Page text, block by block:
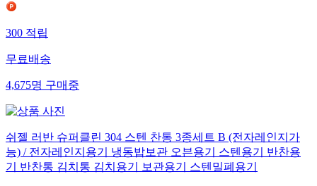
300적립
무료배송
4,675명구매중
쉬젤 러반 슈퍼클린 304 스텐 찬통 3종세트 B (전자레인지가
능) / 전자레인지용기 냉동밥보관 오븐용기 스텐용기 반찬용
기 반찬통 김치통 김치용기 보관용기 스텐밀폐용기